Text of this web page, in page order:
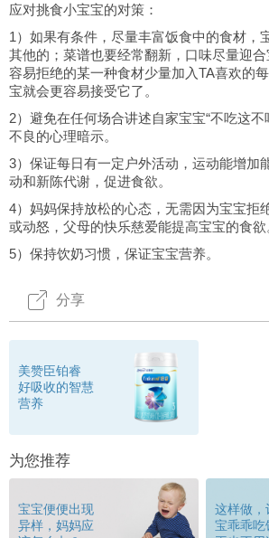
应对挑食小宝宝的对策：
1）如果有条件，尽量丰富饭食中的食材，
其他的；菜谱也要经常翻新，口味尽量迎
容易拒绝的某一种食材少量加入TA喜欢的
宝就会更容易接受它了。
2）避免在任何场合讲述自家宝宝“不吃这
不良的心理暗示。
3）保证每日有一定户外活动，运动能增加
动和新陈代谢，促进食欲。
4）妈妈保持放松的心态，无需因为宝宝拒
或动怒，父母的快乐慈爱能提高宝宝的食欲
5）保持饮奶习惯，保证宝宝营养。
分享
美赞臣铂睿
好吸收的智慧
营养
为您推荐
宝宝便便出现
异样，妈妈应
这样做，
宝乖乖吃